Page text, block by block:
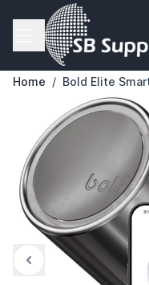
Ga naar de inhoud
Home / Bold Elite